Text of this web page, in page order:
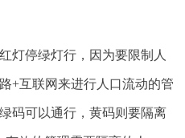
灯停绿灯行，因为要限制人
+互联网来进行人口流动的管
码可以通行，黄码则要隔离